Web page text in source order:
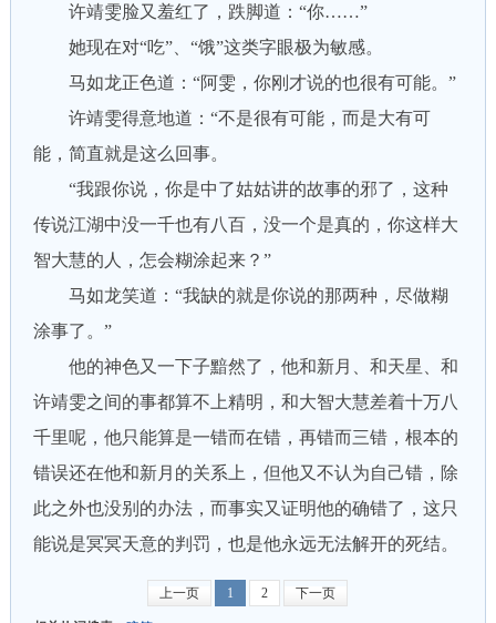
许靖雯脸又羞红了，跌脚道：“你……”
她现在对“吃”、“饿”这类字眼极为敏感。
马如龙正色道：“阿雯，你刚才说的也很有可能。”
许靖雯得意地道：“不是很有可能，而是大有可
能，简直就是这么回事。
“我跟你说，你是中了姑姑讲的故事的邪了，这种
传说江湖中没一千也有八百，没一个是真的，你这样大
智大慧的人，怎会糊涂起来？”
马如龙笑道：“我缺的就是你说的那两种，尽做糊
涂事了。”
他的神色又一下子黯然了，他和新月、和天星、和
许靖雯之间的事都算不上精明，和大智大慧差着十万八
千里呢，他只能算是一错而在错，再错而三错，根本的
错误还在他和新月的关系上，但他又不认为自己错，除
此之外也没别的办法，而事实又证明他的确错了，这只
能说是冥冥天意的判罚，也是他永远无法解开的死结。
上一页 1 2 下一页